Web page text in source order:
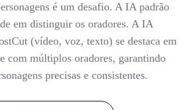
é um desafio. A IA padrão
em distinguir os oradores. A IA
(vídeo, voz, texto) se destaca em
com múltiplos oradores, garantindo
precisas e consistentes.